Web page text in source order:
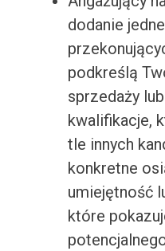
dodanie
podkreślą
sprzedaży
kwalifikacje,
tle innych
konkretne
umiejętność
które